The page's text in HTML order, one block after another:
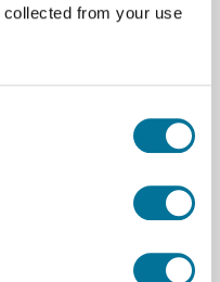
collected from your use
Messkabel